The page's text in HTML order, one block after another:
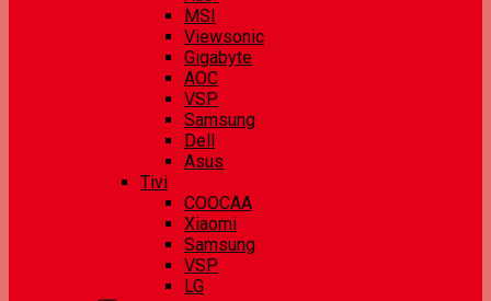
MSI
Viewsonic
Gigabyte
AOC
VSP
Samsung
Dell
Asus
Tivi
COOCAA
Xiaomi
Samsung
VSP
LG